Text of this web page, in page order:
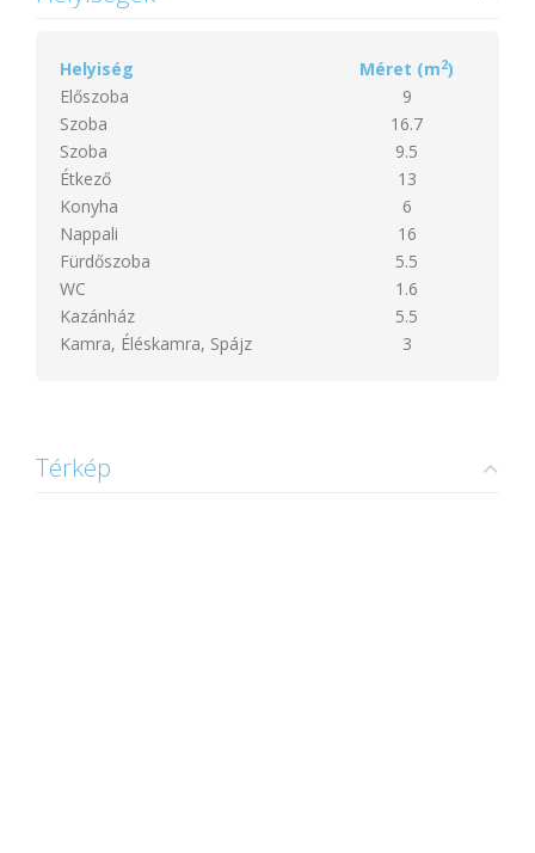
Helyiség Méret (m2)
Előszoba
9
Szoba
16.7
Szoba
9.5
Étkező
13
Konyha
6
Nappali
16
Fürdőszoba
5.5
WC
1.6
Kazánház
5.5
Kamra, Éléskamra, Spájz
3
Térkép